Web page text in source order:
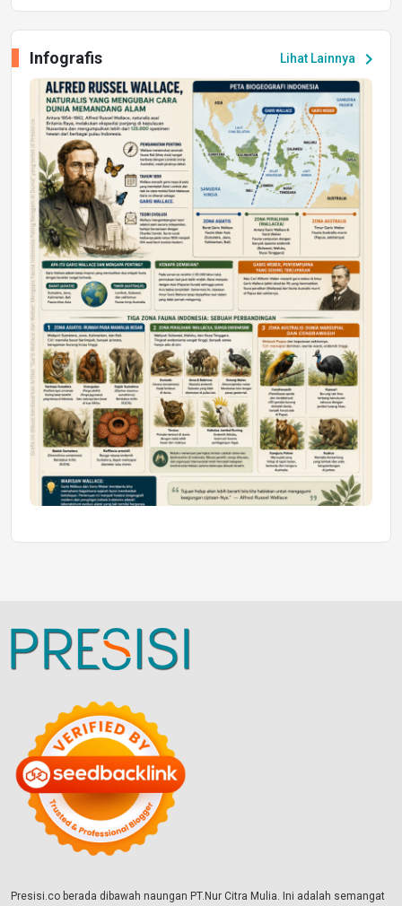
Peluang Kerja dan Magang
Jumat, 17 Jul 2026 22:30
DAERAH
Astra Motor Kalimantan Timur 2 Dukung
Mahasiswa Samarinda dalam Astra
Honda SDGs Future Leaders 2026
Jumat, 10 Jul 2026 19:01
Lihat Lainnya chevron_right
Infografis
Presisi.co berada dibawah naungan PT.Nur Citra Mulia. Ini adalah semangat